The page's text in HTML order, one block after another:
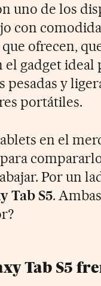
uno de los
con
ofrecen,
gadget ideal
pesadas y
portátiles.
en el
Por un
Tab S5.
Tab S5